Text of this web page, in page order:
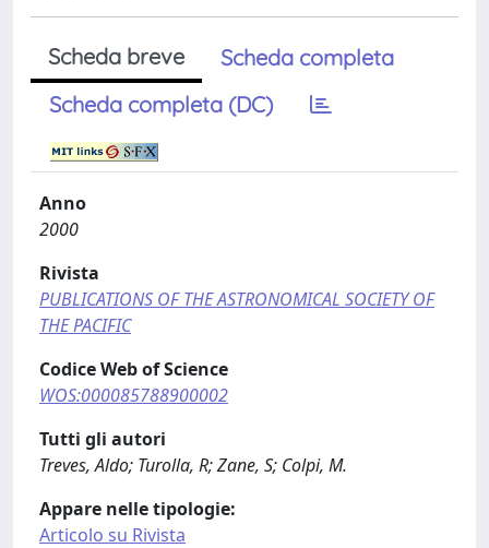
Scheda breve
Scheda completa
Scheda completa (DC)
Anno
2000
Rivista
PUBLICATIONS OF THE ASTRONOMICAL SOCIETY OF
THE PACIFIC
Codice Web of Science
WOS:000085788900002
Tutti gli autori
Treves, Aldo; Turolla, R; Zane, S; Colpi, M.
Appare nelle tipologie:
Articolo su Rivista